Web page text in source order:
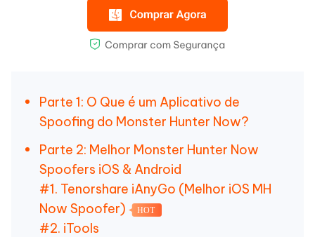
Parte 1: O Que é um Aplicativo de
Spoofing do Monster Hunter Now?
Parte 2: Melhor Monster Hunter Now
Spoofers iOS & Android
#1. Tenorshare iAnyGo (Melhor iOS MH
Now Spoofer)
HOT
#2. iTools